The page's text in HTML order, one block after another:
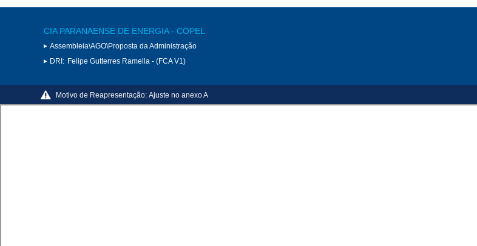
CIA PARANAENSE DE ENERGIA - COPEL
Assembleia\AGO\Proposta da Administração
DRI: Felipe Gutterres Ramella - (FCA V1)
Motivo de Reapresentação: Ajuste no anexo A